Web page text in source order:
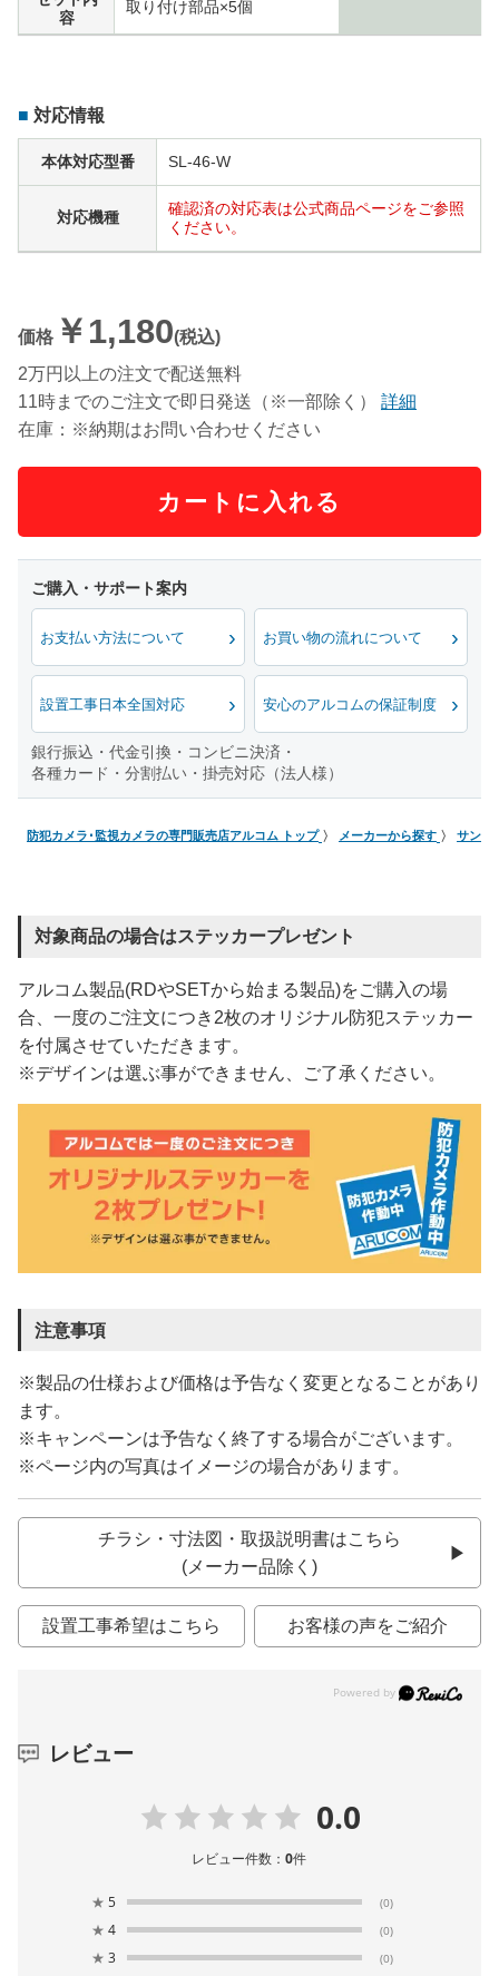
容
取り付け部品×5個
対応情報
本体対応型番 SL-46-W
対応機種
確認済の対応表は公式商品ページをご参照
ください。
価格 ￥1,180(税込)
2万円以上の注文で配送無料
11時までのご注文で即日発送（※一部除く）
詳細
在庫：※納期はお問い合わせください
カートに入れる
お支払い方法について お買い物の流れについて
設置工事日本全国対応 安心のアルコムの保証制度
銀行振込・代金引換・コンビニ決済・
各種カード・分割払い・掛売対応（法人様）
防犯カメラ･監視カメラの専門販売店アルコム トップ メーカーから探す サンワ
対象商品の場合はステッカープレゼント
アルコム製品(RDやSETから始まる製品)をご購入の場
合、一度のご注文につき2枚のオリジナル防犯ステッカー
を付属させていただきます。
※デザインは選ぶ事ができません、ご了承ください。
注意事項
※製品の仕様および価格は予告なく変更となることがあり
ます。
※キャンペーンは予告なく終了する場合がございます。
※ページ内の写真はイメージの場合があります。
チラシ・寸法図・取扱説明書はこちら
(メーカー品除く)
設置工事希望はこちら お客様の声をご紹介
レビュー
0.0
レビュー件数：0件
★ 5 (0)
★ 4 (0)
★ 3 (0)